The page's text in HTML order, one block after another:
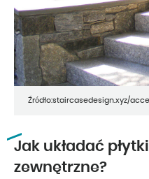
Źródło:staircasedesign.xyz/
Jak układać
zewnętrzne?